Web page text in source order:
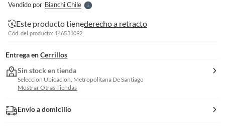
Vendido por Bianchi ChileS
Este producto tienederecho a retracto
Cód. del producto: 146531092
Entrega en Cerrillos
Sin stock en tienda
Seleccion Ubicacion, Metropolitana De Santiago
Mostrar Otras Tiendas
Envío a domicilio